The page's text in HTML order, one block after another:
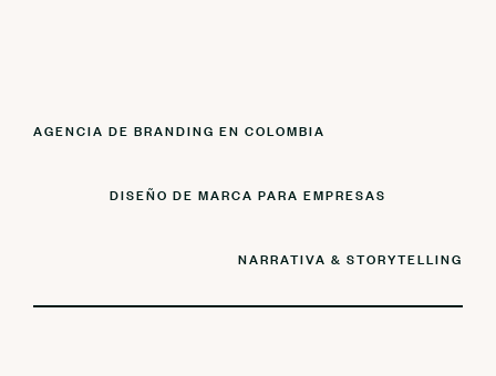
AGENCIA DE BRANDING EN COLOMBIA
DISEÑO DE MARCA PARA EMPRESAS
NARRATIVA & STORYTELLING